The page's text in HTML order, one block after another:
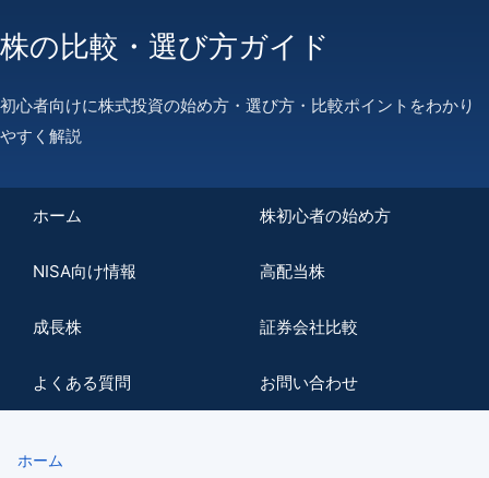
株の比較・選び方ガイド
初心者向けに株式投資の始め方・選び方・比較ポイントをわかり
やすく解説
ホーム 株初心者の始め方
NISA向け情報 高配当株
成長株 証券会社比較
よくある質問 お問い合わせ
ホーム